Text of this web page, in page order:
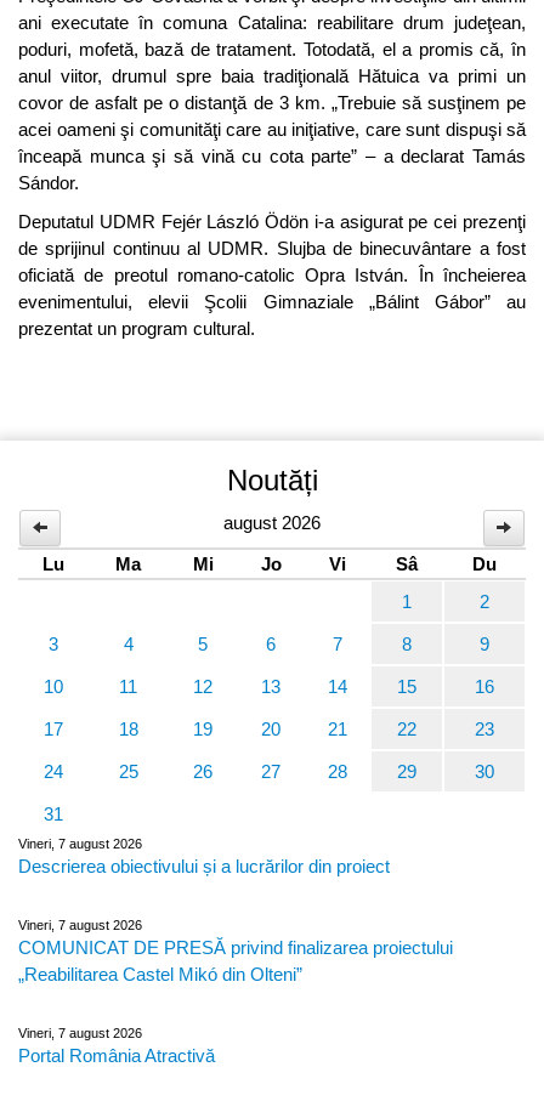
ani executate în comuna Catalina: reabilitare drum judeţean,
poduri, mofetă, bază de tratament. Totodată, el a promis că, în
anul viitor, drumul spre baia tradiţională Hătuica va primi un
covor de asfalt pe o distanţă de 3 km. „Trebuie să susţinem pe
acei oameni şi comunităţi care au iniţiative, care sunt dispuşi să
înceapă munca şi să vină cu cota parte” – a declarat Tamás
Sándor.
Deputatul UDMR Fejér László Ödön i-a asigurat pe cei prezenţi
de sprijinul continuu al UDMR. Slujba de binecuvântare a fost
oficiată de preotul romano-catolic Opra István. În încheierea
evenimentului, elevii Şcolii Gimnaziale „Bálint Gábor” au
prezentat un program cultural.
Noutăți
august 2026
Lu
Ma Mi Jo Vi Sâ
Du
1
2
3 4 5 6 7 8 9
10 11 12 13 14 15 16
17 18 19 20 21 22 23
24 25 26 27 28 29 30
31
Vineri, 7 august 2026
Descrierea obiectivului și a lucrărilor din proiect
Vineri, 7 august 2026
COMUNICAT DE PRESĂ privind finalizarea proiectului
„Reabilitarea Castel Mikó din Olteni”
Vineri, 7 august 2026
Portal România Atractivă